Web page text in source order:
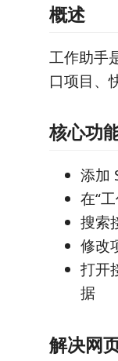
概述
工作助手
口项目、
核心功
添加
在“
搜索
修改
打开
据
解决网